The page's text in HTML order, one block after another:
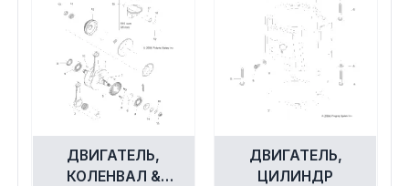
ДВИГАТЕЛЬ,
КОЛЕНВАЛ &
ДВИГАТЕЛЬ,
ЦИЛИНДР